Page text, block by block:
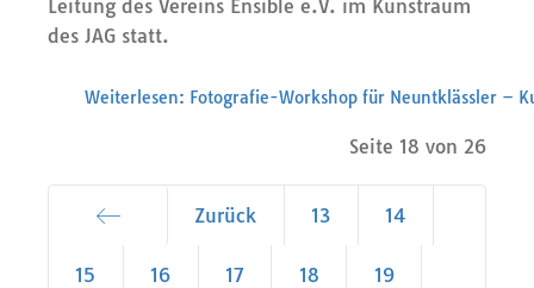
Leitung des Vereins Ensible e.V. im Kunstraum
des JAG statt.
Weiterlesen: Fotografie-Workshop für Neuntklässler –
Seite 18 von 26
Start
Zurück 13 14
15 16 17 18 19